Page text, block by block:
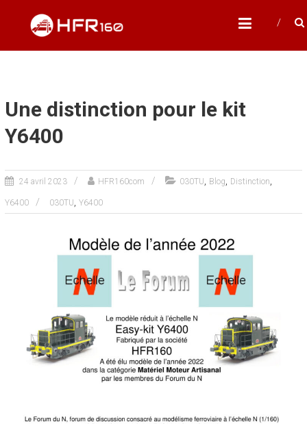
content
HFR160
Modélisme ferroviaire à l'échelle N
Une distinction pour le kit
Y6400
24 avril 2023 HFR160com 030TU, Blog, Distinction,
Y6400 030TU, Y6400